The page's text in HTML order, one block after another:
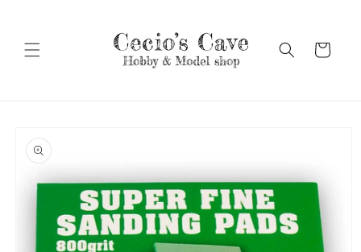
Carrello
informazioni
sul prodotto